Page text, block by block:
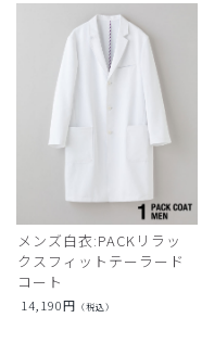
メンズ白衣:PACKリラッ
クスフィットテーラード
コート
14,190円 （税込）